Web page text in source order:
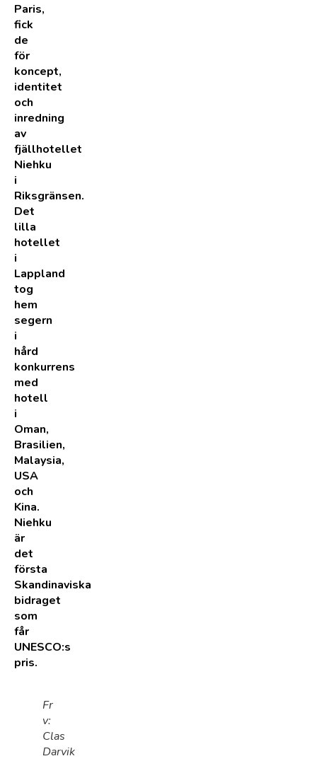
Paris,
fick
de
för
koncept,
identitet
och
inredning
av
fjällhotellet
Niehku
i
Riksgränsen.
Det
lilla
hotellet
i
Lappland
tog
hem
segern
i
hård
konkurrens
med
hotell
i
Oman,
Brasilien,
Malaysia,
USA
och
Kina.
Niehku
är
det
första
Skandinaviska
bidraget
som
får
UNESCO:s
pris.
Fr
v:
Clas
Darvik